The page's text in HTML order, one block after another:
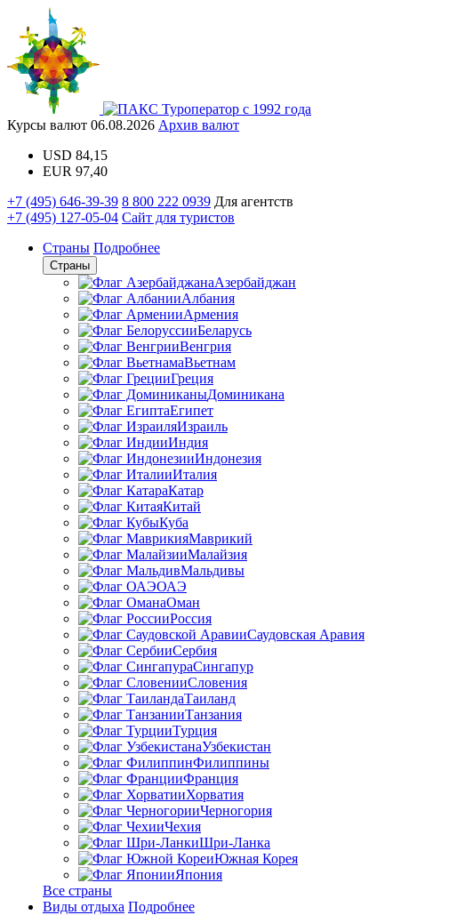
Туроператор с 1992 года
Курсы валют 06.08.2026 Архив валют
USD 84,15
EUR 97,40
+7 (495) 646-39-39 8 800 222 0939 Для агентств
+7 (495) 127-05-04 Сайт для туристов
Страны Подробнее
Страны
Азербайджан
Албания
Армения
Беларусь
Венгрия
Вьетнам
Греция
Доминикана
Египет
Израиль
Индия
Индонезия
Италия
Катар
Китай
Куба
Маврикий
Малайзия
Мальдивы
ОАЭ
Оман
Россия
Саудовская Аравия
Сербия
Сингапур
Словения
Таиланд
Танзания
Турция
Узбекистан
Филиппины
Франция
Хорватия
Черногория
Чехия
Шри-Ланка
Южная Корея
Япония
Все страны
Виды отдыха Подробнее